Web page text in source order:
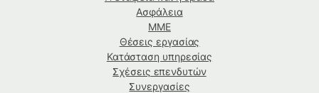
Ασφάλεια
ΜΜΕ
Θέσεις εργασίας
Κατάσταση υπηρεσίας
Σχέσεις επενδυτών
Συνεργασίες